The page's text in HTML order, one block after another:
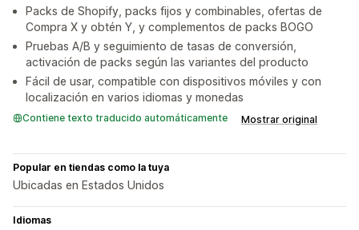
Packs de Shopify, packs fijos y combinables, ofertas de
Compra X y obtén Y, y complementos de packs BOGO
Pruebas A/B y seguimiento de tasas de conversión,
activación de packs según las variantes del producto
Fácil de usar, compatible con dispositivos móviles y con
localización en varios idiomas y monedas
Contiene texto traducido automáticamente Mostrar original
Popular en tiendas como la tuya
Ubicadas en Estados Unidos
Idiomas